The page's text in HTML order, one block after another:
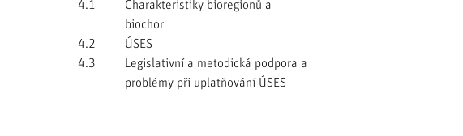
4.1
Charakteristiky bioregionů a
biochor
4.2
ÚSES
4.3
Legislativní a metodická podpora a
problémy při uplatňování ÚSES